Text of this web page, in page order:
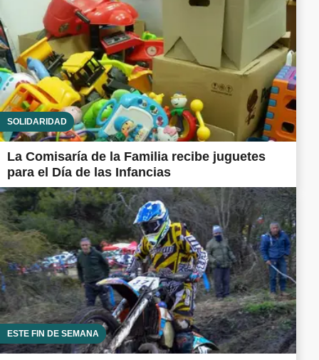
SOLIDARIDAD
La Comisaría de la Familia recibe juguetes
para el Día de las Infancias
ESTE FIN DE SEMANA